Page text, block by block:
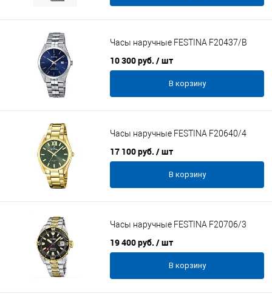
Часы наручные FESTINA F20437/B
10 300 руб. / шт
В корзину
Часы наручные FESTINA F20640/4
17 100 руб. / шт
В корзину
Часы наручные FESTINA F20706/3
19 400 руб. / шт
В корзину